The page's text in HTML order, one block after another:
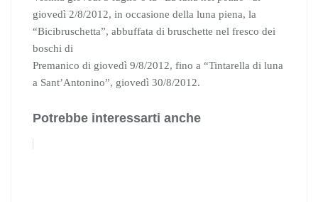
giovedì 2/8/2012, in occasione della luna piena, la
“Bicibruschetta”, abbuffata di bruschette nel fresco dei
boschi di
Premanico di giovedì 9/8/2012, fino a “Tintarella di luna
a Sant’Antonino”, giovedì 30/8/2012.
Potrebbe interessarti anche